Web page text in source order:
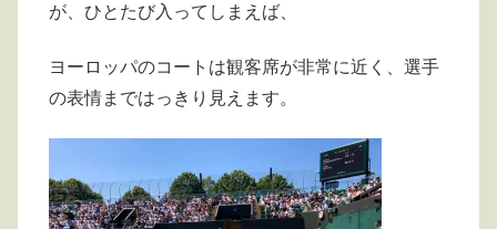
が、ひとたび入ってしまえば、
ヨーロッパのコートは観客席が非常に近く、選手
の表情まではっきり見えます。